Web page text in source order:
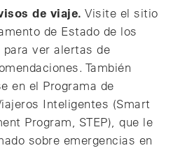
de viaje. Visite el sitio
de Estado de los
para ver alertas de
También
en el Programa de
Inteligentes (Smart
Program, STEP), que le
sobre emergencias en